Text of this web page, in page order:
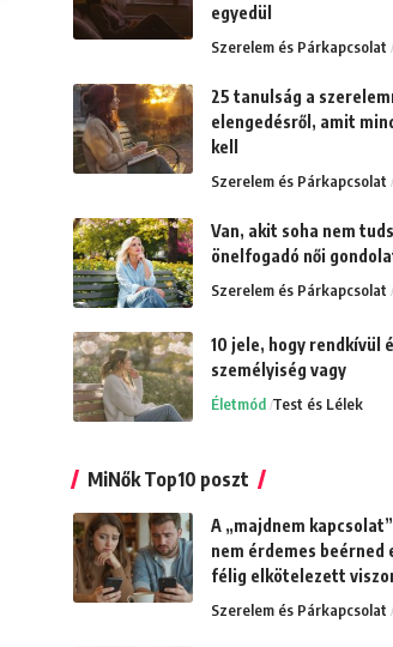
egyedül
Szerelem és Párkapcsolat
25 tanulság a
elengedésről, amit
kell
Szerelem és Párkapcsolat
Van, akit soha nem
önelfogadó női
Szerelem és Párkapcsolat
10 jele, hogy rendkívül
személyiség vagy
Életmód Test és Lélek
MiNők Top10 poszt
A „majdnem
nem érdemes beérned
félig elkötelezett
Szerelem és Párkapcsolat